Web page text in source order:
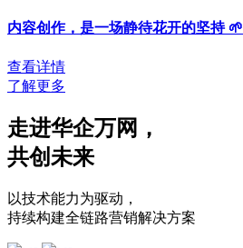
内容创作，是一场静待花开的坚持 🌱
查看详情
了解更多
走进华企万网 ，
共创未来
以技术能力为驱动 ，
持续构建全链路营销解决方案